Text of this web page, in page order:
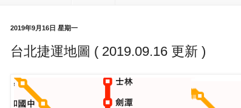
2019年9月16日 星期一
台北捷運地圖 ( 2019.09.16 更新 )